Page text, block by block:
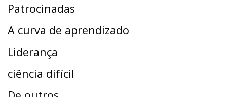
Patrocinadas
A curva de aprendizado
Liderança
ciência difícil